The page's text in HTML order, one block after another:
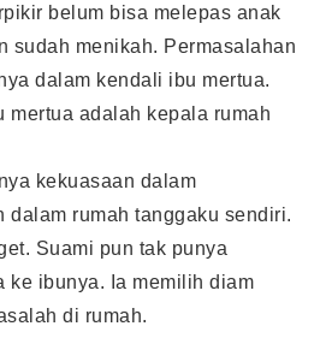
belum bisa melepas anak
sudah menikah. Permasalahan
dalam kendali ibu mertua.
adalah kepala rumah
kekuasaan dalam
dalam rumah tanggaku sendiri.
Suami pun tak punya
ke ibunya. Ia memilih diam
di rumah.